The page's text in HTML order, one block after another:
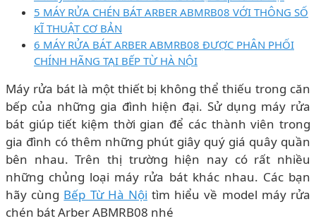
5 MÁY RỬA CHÉN BÁT ARBER ABMRB08 VỚI THÔNG SỐ
KĨ THUẬT CƠ BẢN
6 MÁY RỬA BÁT ARBER ABMRB08 ĐƯỢC PHÂN PHỐI
CHÍNH HÃNG TẠI BẾP TỪ HÀ NỘI
Máy rửa bát là một thiết bị không thể thiếu trong căn
bếp của những gia đình hiện đại. Sử dụng máy rửa
bát giúp tiết kiệm thời gian để các thành viên trong
gia đình có thêm những phút giây quý giá quây quần
bên nhau. Trên thị trường hiện nay có rất nhiều
những chủng loại máy rửa bát khác nhau. Các bạn
hãy cùng Bếp Từ Hà Nội tìm hiểu về model máy rửa
chén bát Arber ABMRB08 nhé